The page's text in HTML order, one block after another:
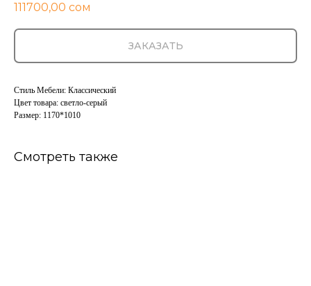
111700,00 сом
ЗАКАЗАТЬ
Стиль Мебели: Классический
Цвет товара: светло-серый
Размер: 1170*1010
Смотреть также